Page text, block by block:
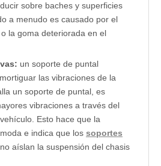
sobre baches y superficies
a menudo es causado por el
la goma deteriorada en el
un soporte de puntal
las vibraciones de la
un soporte de puntal, es
vibraciones a través del
Esto hace que la
e indica que los soportes
aíslan la suspensión del chasis